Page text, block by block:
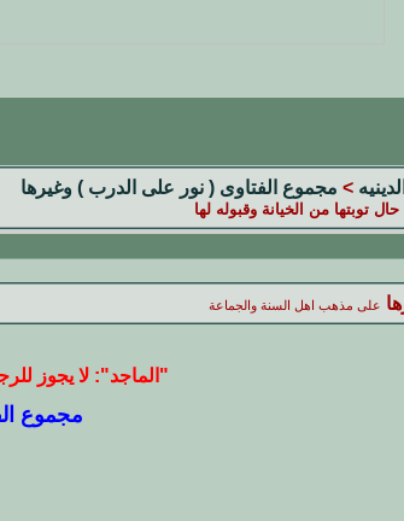
> مجموع الفتاوى ( نور على الدرب ) وغيرها
توبتها من الخيانة وقبوله لها
على مذهب اهل السنة والجماعة
"الماجد": لا يجوز
مجموع